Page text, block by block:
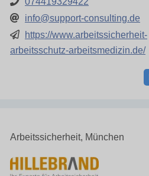
info@support-consulting.de
https://www.arbeitssicherheit-
arbeitsschutz-arbeitsmedizin.de/
Arbeitssicherheit, München